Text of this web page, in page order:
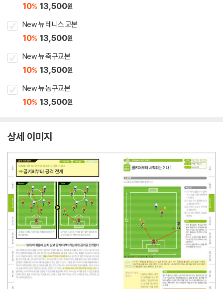
10% 13,500원
New 뉴 테니스 교본
10% 13,500원
New 뉴 축구교본
10% 13,500원
New 뉴 농구교본
10% 13,500원
상세 이미지